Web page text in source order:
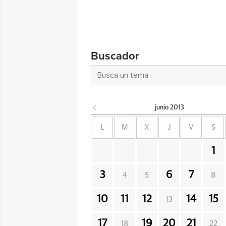
Buscador
junio 2013
L M X J V S
1
3 4 5 6 7 8
10 11 12 13 14 15
17 18 19 20 21 22